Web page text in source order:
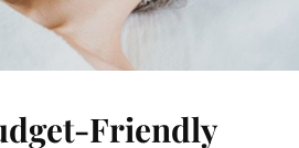
Friendly